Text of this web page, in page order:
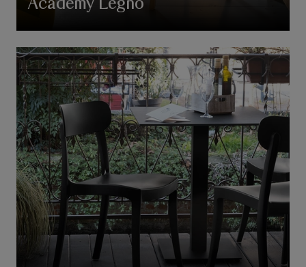
Academy Legno